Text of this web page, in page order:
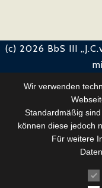
(c) 2026 BbS III
Wir verwenden
Standardmäßig
können diese jedoch
Für weitere